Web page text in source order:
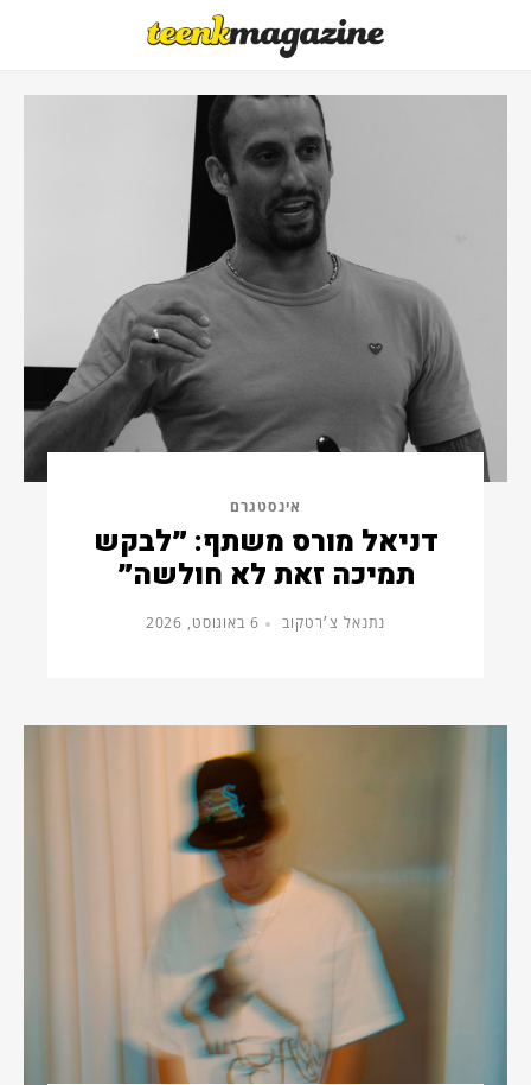
אינסטגרם
דניאל מורס משתף: ״לבקש
תמיכה זאת לא חולשה״
נתנאל צ׳רטקוב 6 באוגוסט, 2026